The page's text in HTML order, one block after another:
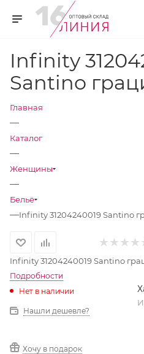
Infinity
Santino
Главная
—
Каталог
—
Женщины
—
Бельё
—Infinity 31204240019 Santino
Infinity 31204240019 Santino
Подробности
Нет в наличии
Нашли дешевле?
Хочу в подарок